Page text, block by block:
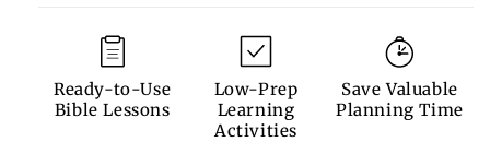
Ready-to-Use
Bible Lessons
Low-Prep
Learning
Activities
Save Valuable
Planning Time